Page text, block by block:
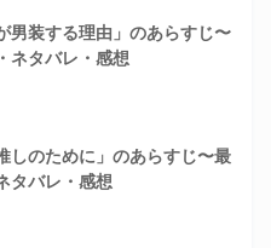
男装する理由」のあらすじ〜
ネタバレ・感想
しのために」のあらすじ〜最
タバレ・感想